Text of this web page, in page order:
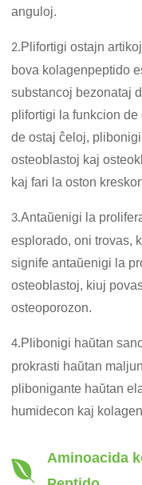
anguloj.
2.Plifortigi ostajn
bova kolagenpeptido
substancoj bezonataj
plifortigi la funkcion
de ostaj ĉeloj,
osteoblastoj kaj
kaj fari la oston
3.Antaŭenigi la
esplorado, oni trovas,
signife antaŭenigi la
osteoblastoj, kiuj
osteoporozon.
4.Plibonigi haŭtan
prokrasti haŭtan
plibonigante haŭtan
humidecon kaj
Aminoacida